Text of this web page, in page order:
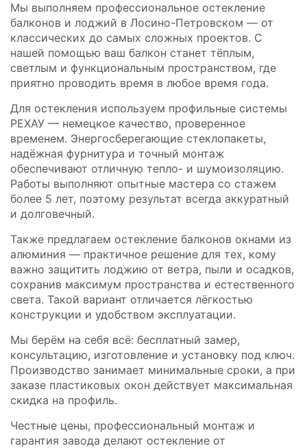
Мы выполняем профессиональное остекление
балконов и лоджий в Лосино-Петровском — от
классических до самых сложных проектов. С
нашей помощью ваш балкон станет тёплым,
светлым и функциональным пространством, где
приятно проводить время в любое время года.
Для остекления используем профильные системы
РЕХАУ — немецкое качество, проверенное
временем. Энергосберегающие стеклопакеты,
надёжная фурнитура и точный монтаж
обеспечивают отличную тепло- и шумоизоляцию.
Работы выполняют опытные мастера со стажем
более 5 лет, поэтому результат всегда аккуратный
и долговечный.
Также предлагаем остекление балконов окнами из
алюминия — практичное решение для тех, кому
важно защитить лоджию от ветра, пыли и осадков,
сохранив максимум пространства и естественного
света. Такой вариант отличается лёгкостью
конструкции и удобством эксплуатации.
Мы берём на себя всё: бесплатный замер,
консультацию, изготовление и установку под ключ.
Производство занимает минимальные сроки, а при
заказе пластиковых окон действует максимальная
скидка на профиль.
Честные цены, профессиональный монтаж и
гарантия завода делают остекление от